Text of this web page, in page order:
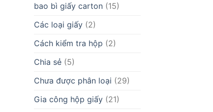
bao bì giấy carton(15)
Các loại giấy(2)
Cách kiểm tra hộp (2)
Chia sẻ(5)
Chưa được phân loại (29)
Gia công hộp giấy(21)